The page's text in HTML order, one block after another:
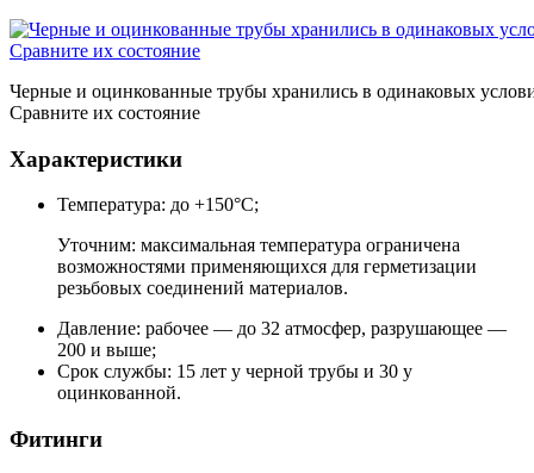
Черные и оцинкованные трубы хранились в одинаковых
Сравните их состояние
Характеристики
Температура: до +150°С;
Уточним: максимальная температура ограничена
возможностями применяющихся для герметизации
резьбовых соединений материалов.
Давление: рабочее — до 32 атмосфер, разрушающее —
200 и выше;
Срок службы: 15 лет у черной трубы и 30 у
оцинкованной.
Фитинги